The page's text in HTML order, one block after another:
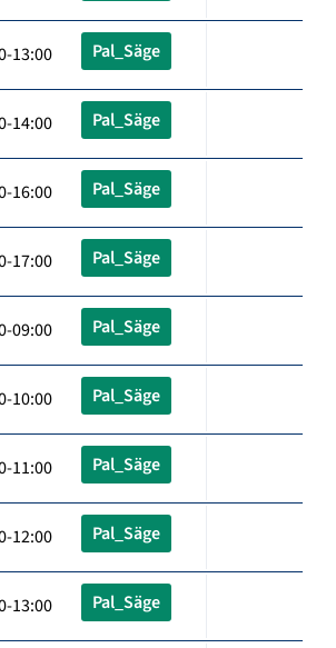
13:00 Pal_Säge
14:00 Pal_Säge
16:00 Pal_Säge
17:00 Pal_Säge
09:00 Pal_Säge
10:00 Pal_Säge
11:00 Pal_Säge
12:00 Pal_Säge
13:00 Pal_Säge